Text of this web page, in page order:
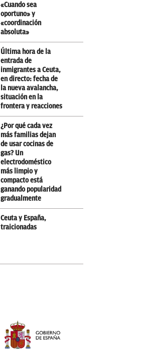
«Cuando sea
oportuno» y
«coordinación
absoluta»
Última hora de la
entrada de
inmigrantes a Ceuta,
en directo: fecha de
la nueva avalancha,
situación en la
frontera y reacciones
¿Por qué cada vez
más familias dejan
de usar cocinas de
gas? Un
electrodoméstico
más limpio y
compacto está
ganando popularidad
gradualmente
Ceuta y España,
traicionadas